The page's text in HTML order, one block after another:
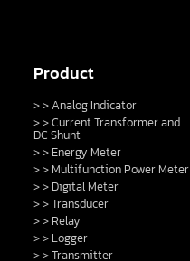
Product
> > Analog Indicator
> > Current Transformer and
DC Shunt
> > Energy Meter
> > Multifunction Power Meter
> > Digital Meter
> > Transducer
> > Relay
> > Logger
> > Transmitter